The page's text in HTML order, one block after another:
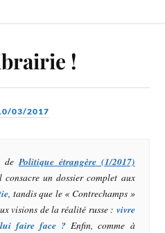
!
03/2017
dePolitique étrangère(1/2017)
un dossier complet aux
, tandis que le « Contrechamps »
visions de la réalité russe : vivre
faire face ? Enfin, comme à